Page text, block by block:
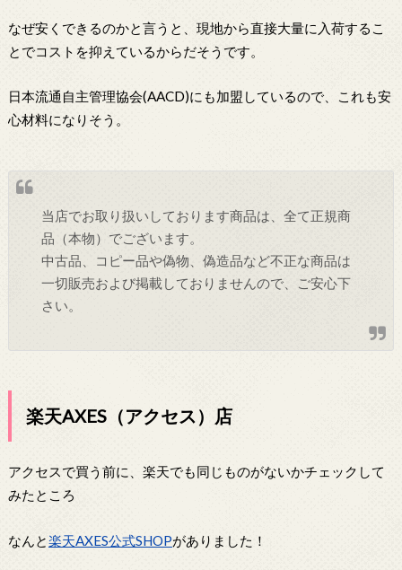
なぜ安くできるのかと言うと、現地から直接大量に入荷するこ
とでコストを抑えているからだそうです。
日本流通自主管理協会(AACD)にも加盟しているので、これも安
心材料になりそう。
当店でお取り扱いしております商品は、全て正規商
品（本物）でございます。
中古品、コピー品や偽物、偽造品など不正な商品は
一切販売および掲載しておりませんので、ご安心下
さい。
楽天AXES（アクセス）店
アクセスで買う前に、楽天でも同じものがないかチェックして
みたところ
なんと楽天AXES公式SHOPがありました！